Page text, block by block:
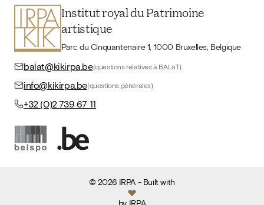
Institut royal du Patrimoine
artistique
Parc du Cinquantenaire 1, 1000 Bruxelles, Belgique
balat@kikirpa.be(questions relatives à BALaT)
info@kikirpa.be(questions générales)
+32 (0)2 739 67 11
©2026 IRPA- Built with
by IRPA